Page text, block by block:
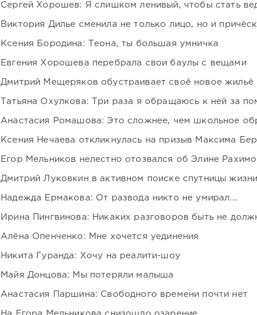
Сергей Хорошев: Я слишком ленивый, чтобы стать
Виктория Дилье сменила не только лицо, но и
Ксения Бородина: Теона, ты большая умничка
Евгения Хорошева перебрала свои баулы с вещами
Дмитрий Мещеряков обустраивает своё новое жильё
Татьяна Охулкова: Три раза я обращаюсь к ней за
Анастасия Ромашова: Это сложнее, чем школьное
Ксения Нечаева откликнулась на призыв Максима
Егор Мельников нелестно отозвался об Элине
Дмитрий Луковкин в активном поиске спутницы жизни
Надежда Ермакова: От развода никто не умирал...
Ирина Пингвинова: Никаких разговоров быть не
Алёна Опенченко: Мне хочется уединения
Никита Гуранда: Хочу на реалити-шоу
Майя Донцова: Мы потеряли малыша
Анастасия Паршина: Свободного времени почти нет
На Егора Мельникова снизошло озарение